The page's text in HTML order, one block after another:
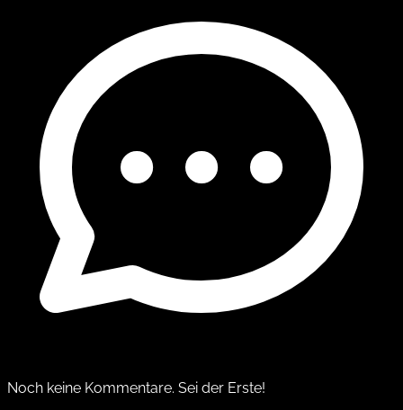
Noch keine Kommentare. Sei der Erste!